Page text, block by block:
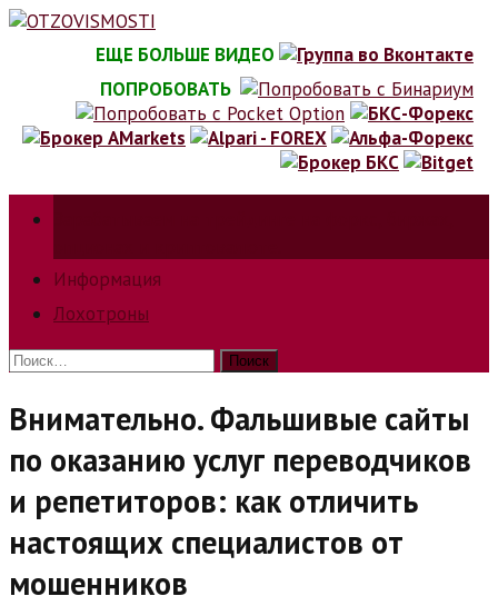
Skip
ЕЩЕ БОЛЬШЕ ВИДЕО
ПОПРОБОВАТЬ
Информация
Лохотроны
Найти:
Внимательно. Фальшивые сайты
по оказанию услуг переводчиков
и репетиторов: как отличить
настоящих специалистов от
мошенников